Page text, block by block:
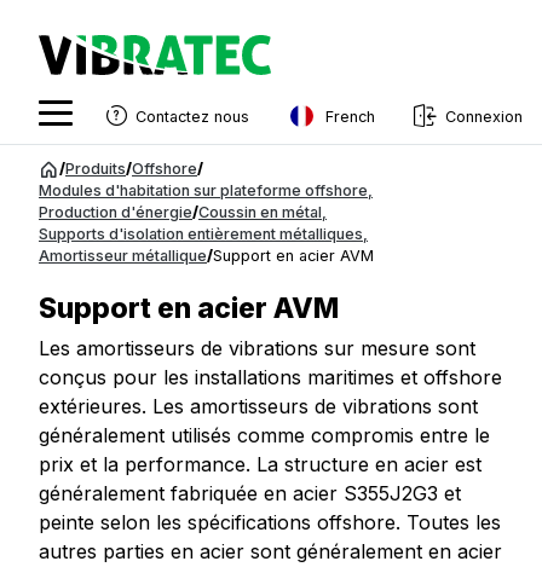
contenu
Contactez nous French
Swedish
Norwegian
French
Finnish
Connexion
/Produits/Offshore/
Modules d'habitation sur plateforme offshore
Production d'énergie/Coussin en métal
Supports d'isolation entièrement métalliques
Amortisseur métallique/Support en acier AVM
Support en acier AVM
Les amortisseurs de vibrations sur mesure sont
conçus pour les installations maritimes et offshore
extérieures. Les amortisseurs de vibrations sont
généralement utilisés comme compromis entre le
prix et la performance. La structure en acier est
généralement fabriquée en acier S355J2G3 et
peinte selon les spécifications offshore. Toutes les
autres parties en acier sont généralement en acier